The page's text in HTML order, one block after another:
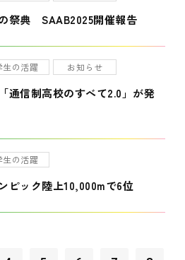
祭典 SAAB2025開催報告
の活躍 お知らせ
通信制高校のすべて2.0」が発
の活躍
ピック陸上10,000mで6位